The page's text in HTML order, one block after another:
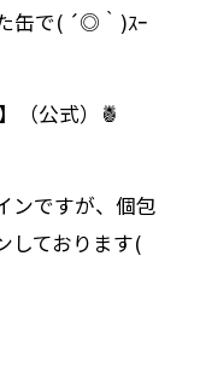
缶で( ´◎｀)ｽｰ
（公式）🍍
ンですが、個包
しております(